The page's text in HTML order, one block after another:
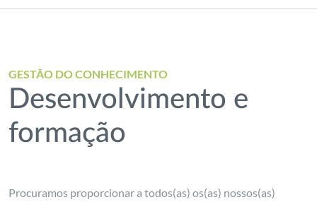
GESTÃO DO CONHECIMENTO
Desenvolvimento e
formação
Procuramos proporcionar a todos(as) os(as) nossos(as)